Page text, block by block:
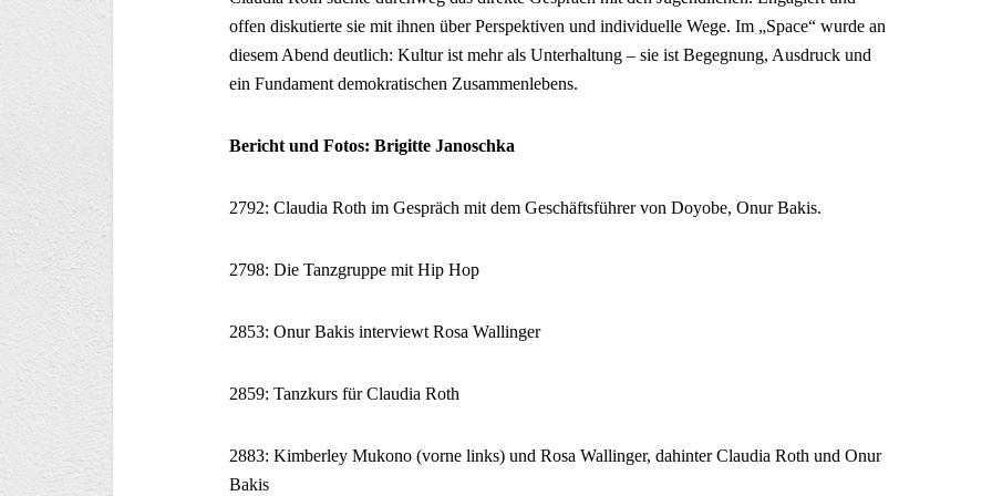
offen diskutierte sie mit ihnen über Perspektiven und individuelle Wege. Im „Space“ wurde an
diesem Abend deutlich: Kultur ist mehr als Unterhaltung – sie ist Begegnung, Ausdruck und
ein Fundament demokratischen Zusammenlebens.
Bericht und Fotos: Brigitte Janoschka
2792: Claudia Roth im Gespräch mit dem Geschäftsführer von Doyobe, Onur Bakis.
2798: Die Tanzgruppe mit Hip Hop
2853: Onur Bakis interviewt Rosa Wallinger
2859: Tanzkurs für Claudia Roth
2883: Kimberley Mukono (vorne links) und Rosa Wallinger, dahinter Claudia Roth und Onur
Bakis